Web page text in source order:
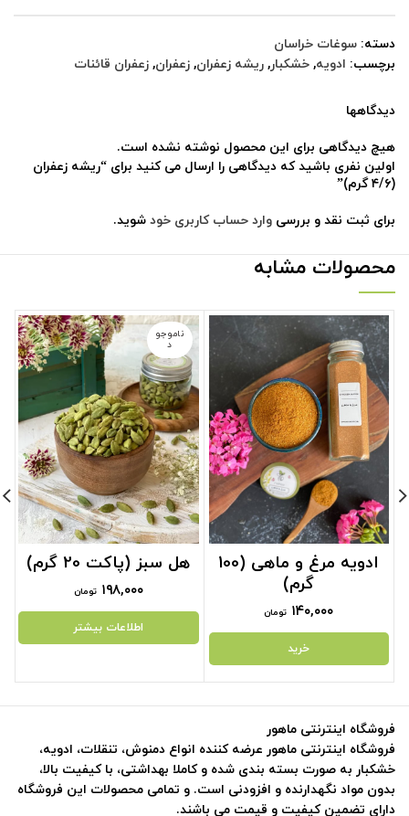
دسته: سوغات خراسان
برچسب: ادویه, خشکبار, ریشه زعفران, زعفران, زعفران قائنات
دیدگاهها
هیچ دیدگاهی برای این محصول نوشته نشده است.
اولین نفری باشید که دیدگاهی را ارسال می کنید برای “ریشه زعفران
(۴/۶ گرم)”
برای ثبت نقد و بررسی وارد حساب کاربری خود شوید.
محصولات مشابه
ادویه مرغ و ماهی (100
گرم)
۱۴۰,۰۰۰ تومان
خرید
ناموجو
د
هل سبز (پاکت 20 گرم)
۱۹۸,۰۰۰ تومان
اطلاعات بیشتر
فروشگاه اینترنتی ماهور
فروشگاه اینترنتی ماهور عرضه کننده انواع دمنوش، تنقلات، ادویه،
خشکبار به صورت بسته بندی شده و کاملا بهداشتی، با کیفیت بالا،
بدون مواد نگهدارنده و افزودنی است. و تمامی محصولات این فروشگاه
دارای تضمین کیفیت و قیمت می باشند.